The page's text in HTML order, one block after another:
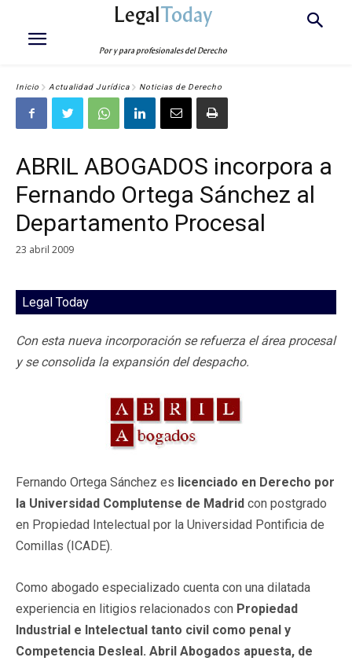
LegalToday
Por y para profesionales del Derecho
Inicio Actualidad Jurídica Noticias de Derecho
ABRIL ABOGADOS incorpora a
Fernando Ortega Sánchez al
Departamento Procesal
23 abril 2009
Legal Today
Con esta nueva incorporación se refuerza el área procesal
y se consolida la expansión del despacho.
Fernando Ortega Sánchez es licenciado en Derecho por
la Universidad Complutense de Madrid con postgrado
en Propiedad Intelectual por la Universidad Pontificia de
Comillas (ICADE).
Como abogado especializado cuenta con una dilatada
experiencia en litigios relacionados con Propiedad
Industrial e Intelectual tanto civil como penal y
Competencia Desleal. Abril Abogados apuesta, de